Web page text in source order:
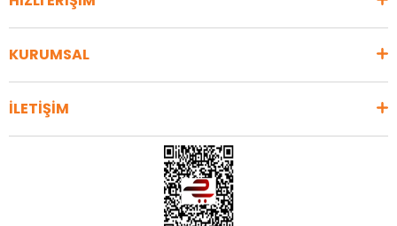
KURUMSAL
İLETİŞİM